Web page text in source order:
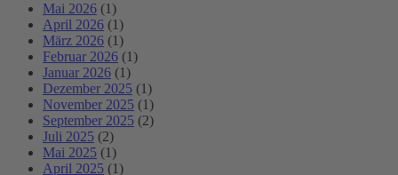
Mai 2026 (1)
April 2026 (1)
März 2026 (1)
Februar 2026 (1)
Januar 2026 (1)
Dezember 2025 (1)
November 2025 (1)
September 2025 (2)
Juli 2025 (2)
Mai 2025 (1)
April 2025 (1)